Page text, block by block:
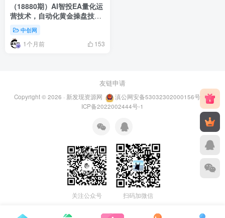
（18880期）AI智投EA量化运
营技术，自动化黄金操盘技
术，小白也可以轻松上手日入
1000+
中创网
1个月前 153
友链申请
Copyright © 2026 · 新发现资源网 滇公网安备53032302000156号
滇
ICP备2022002444号-1
关注公众号 扫码加微信